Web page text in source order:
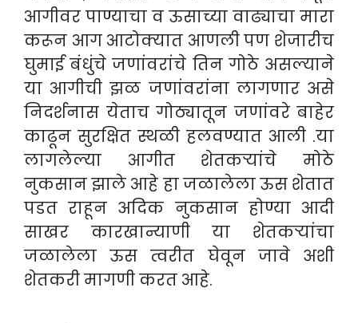
आगीवर पाण्याचा व ऊसाच्या वाढ्याचा मारा
करून आग आटोक्यात आणली पण शेजारीच
घुमाई बंधुंचे जणांवरांचे तिन गोठे असल्याने
या आगीची झळ जणांवरांना लागणार असे
निदर्शनास येताच गोठ्यातून जणांवरे बाहेर
काढून सुरक्षित स्थळी हलवण्यात आली .या
लागलेल्या आगीत शेतकऱ्यांचे मोठे
नुकसान झाले आहे हा जळालेला ऊस शेतात
पडत राहून अदिक नुकसान होण्या आदी
साखर कारखान्याणी या शेतकऱ्यांचा
जळालेला ऊस त्वरीत घेवून जावे अशी
शेतकरी मागणी करत आहे.